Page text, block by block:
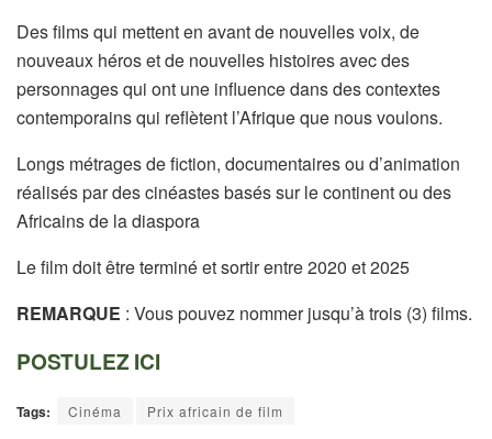
Des films qui mettent en avant de nouvelles voix, de
nouveaux héros et de nouvelles histoires avec des
personnages qui ont une influence dans des contextes
contemporains qui reflètent l’Afrique que nous voulons.
Longs métrages de fiction, documentaires ou d’animation
réalisés par des cinéastes basés sur le continent ou des
Africains de la diaspora
Le film doit être terminé et sortir entre 2020 et 2025
REMARQUE : Vous pouvez nommer jusqu’à trois (3) films.
POSTULEZ ICI
Tags: Cinéma Prix africain de film